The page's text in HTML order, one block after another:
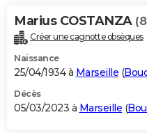
Marius COSTANZA
Créer une cagnotte obsèques
Naissance
25/04/1934 à Marseille (
Décès
05/03/2023 à Marseille (